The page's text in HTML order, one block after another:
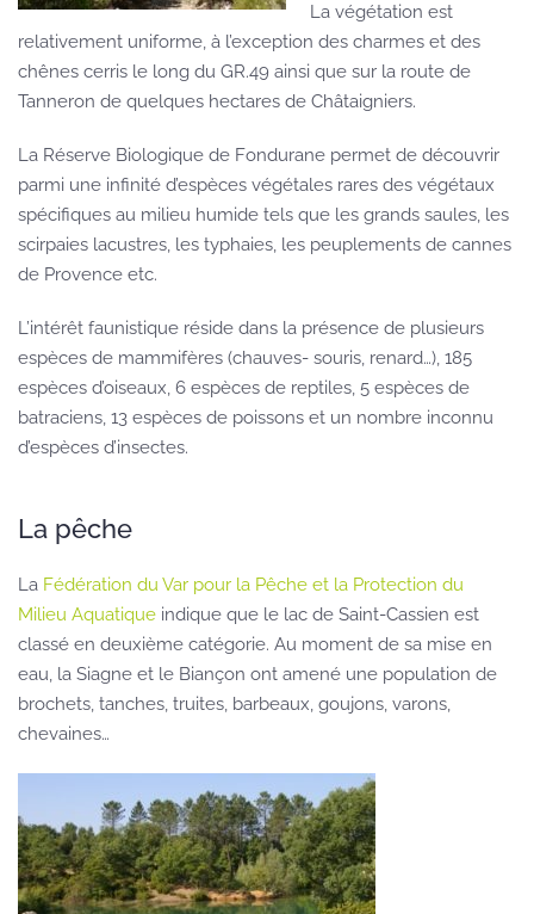
La végétation est
relativement uniforme, à l’exception des charmes et des
chênes cerris le long du GR.49 ainsi que sur la route de
Tanneron de quelques hectares de Châtaigniers.
La Réserve Biologique de Fondurane permet de découvrir
parmi une infinité d’espèces végétales rares des végétaux
spécifiques au milieu humide tels que les grands saules, les
scirpaies lacustres, les typhaies, les peuplements de cannes
de Provence etc.
L’intérêt faunistique réside dans la présence de plusieurs
espèces de mammifères (chauves- souris, renard…), 185
espèces d’oiseaux, 6 espèces de reptiles, 5 espèces de
batraciens, 13 espèces de poissons et un nombre inconnu
d’espèces d’insectes.
La pêche
La Fédération du Var pour la Pêche et la Protection du
Milieu Aquatique indique que le lac de Saint-Cassien est
classé en deuxième catégorie. Au moment de sa mise en
eau, la Siagne et le Biançon ont amené une population de
brochets, tanches, truites, barbeaux, goujons, varons,
chevaines…